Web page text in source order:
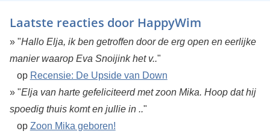
Laatste reacties door HappyWim
» "Hallo Elja, ik ben getroffen door de erg open en eerlijke
manier waarop Eva Snoijink het v.."
op Recensie: De Upside van Down
» "Elja van harte gefeliciteerd met zoon Mika. Hoop dat hij
spoedig thuis komt en jullie in .."
op Zoon Mika geboren!